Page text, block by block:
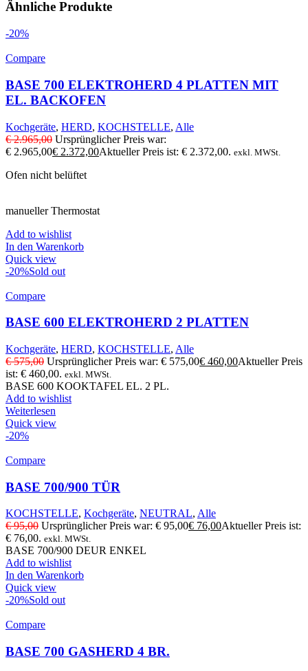
Ähnliche Produkte
-20%
Compare
BASE 700 ELEKTROHERD 4 PLATTEN MIT
EL. BACKOFEN
Kochgeräte, HERD, KOCHSTELLE, Alle
€2.965,00 Ursprünglicher Preis war:
€ 2.965,00€ 2.372,00Aktueller Preis ist: € 2.372,00. exkl. MWSt.
Ofen nicht belüftet
manueller Thermostat
Add to wishlist
In den Warenkorb
Quick view
-20%Sold out
Compare
BASE 600 ELEKTROHERD 2 PLATTEN
Kochgeräte, HERD, KOCHSTELLE, Alle
€575,00 Ursprünglicher Preis war: € 575,00€ 460,00Aktueller Preis
ist: € 460,00. exkl. MWSt.
BASE 600 KOOKTAFEL EL. 2 PL.
Add to wishlist
Weiterlesen
Quick view
-20%
Compare
BASE 700/900 TÜR
KOCHSTELLE, Kochgeräte, NEUTRAL, Alle
€95,00 Ursprünglicher Preis war: € 95,00€ 76,00Aktueller Preis ist:
€ 76,00. exkl. MWSt.
BASE 700/900 DEUR ENKEL
Add to wishlist
In den Warenkorb
Quick view
-20%Sold out
Compare
BASE 700 GASHERD 4 BR.